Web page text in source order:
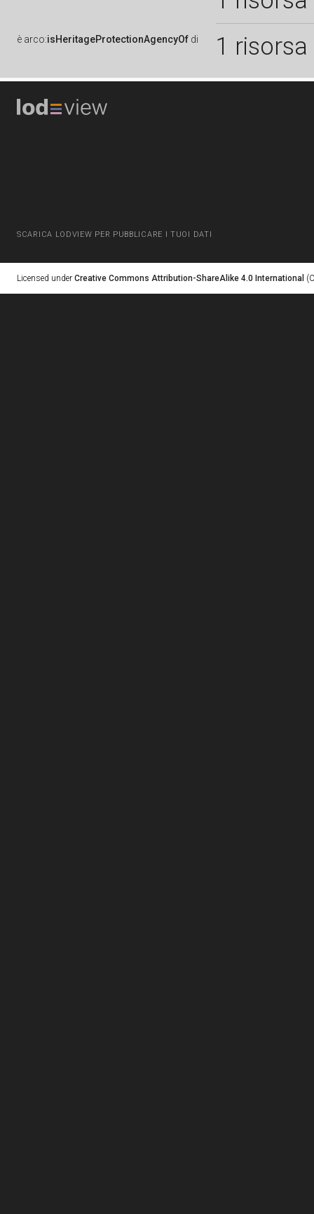
è arco:isHeritageProtectionAgencyOf di 1 risorsa
SCARICA LODVIEW PER PUBBLICARE I TUOI DATI
Licensed under Creative Commons Attribution-ShareAlike 4.0 International